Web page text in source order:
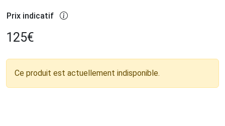
Prix indicatif
125€
Ce produit est actuellement indisponible.